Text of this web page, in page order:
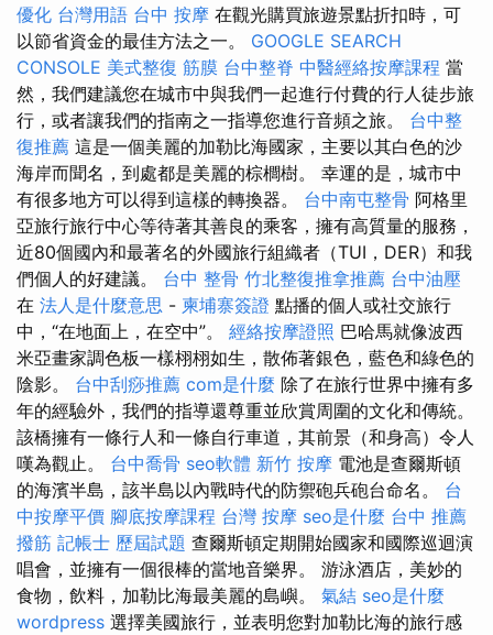
優化 台灣用語 台中 按摩 在觀光購買旅遊景點折扣時，可
以節省資金的最佳方法之一。 GOOGLE SEARCH
CONSOLE 美式整復 筋膜 台中整脊 中醫經絡按摩課程 當
然，我們建議您在城市中與我們一起進行付費的行人徒步旅
行，或者讓我們的指南之一指導您進行音頻之旅。 台中整
復推薦 這是一個美麗的加勒比海國家，主要以其白色的沙
海岸而聞名，到處都是美麗的棕櫚樹。 幸運的是，城市中
有很多地方可以得到這樣的轉換器。 台中南屯整骨 阿格里
亞旅行旅行中心等待著其善良的乘客，擁有高質量的服務，
近80個國內和最著名的外國旅行組織者（TUI，DER）和我
們個人的好建議。 台中 整骨 竹北整復推拿推薦 台中油壓
在 法人是什麼意思 - 柬埔寨簽證 點播的個人或社交旅行
中，“在地面上，在空中”。 經絡按摩證照 巴哈馬就像波西
米亞畫家調色板一樣栩栩如生，散佈著銀色，藍色和綠色的
陰影。 台中刮痧推薦 com是什麼 除了在旅行世界中擁有多
年的經驗外，我們的指導還尊重並欣賞周圍的文化和傳統。
該橋擁有一條行人和一條自行車道，其前景（和身高）令人
嘆為觀止。 台中喬骨 seo軟體 新竹 按摩 電池是查爾斯頓
的海濱半島，該半島以內戰時代的防禦砲兵砲台命名。 台
中按摩平價 腳底按摩課程 台灣 按摩 seo是什麼 台中 推薦
撥筋 記帳士 歷屆試題 查爾斯頓定期開始國家和國際巡迴演
唱會，並擁有一個很棒的當地音樂界。 游泳酒店，美妙的
食物，飲料，加勒比海最美麗的島嶼。 氣結 seo是什麼
wordpress 選擇美國旅行，並表明您對加勒比海的旅行感